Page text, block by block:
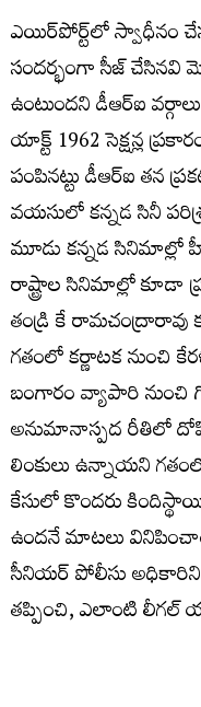
ఎయిర్‌పోర్ట్‌లో స్వాధీనం
సంద‌ర్భంగా సీజ్ చేసిన‌వి
ఉంటుంద‌ని డీఆర్ఐ
యాక్ట్ 1962 సెక్ష‌న్ల
పంపిన‌ట్టు డీఆర్ఐ త‌న
వ‌య‌సులో క‌న్న‌డ సినీ
మూడు క‌న్న‌డ
రాష్ట్రాల సినిమాల్లో కూడా
తండ్రి కే
గ‌తంలో క‌ర్ణాట‌క నుంచి
బంగారం వ్యాపారి నుంచి
అనుమానాస్ప‌ద రీతిలో
లింకులు ఉన్నాయ‌ని
కేసులో కొంద‌రు
ఉంద‌నే మాట‌లు
సీనియ‌ర్ పోలీసు అధికారిని
త‌ప్పించి, ఎలాంటి లీగ‌ల్